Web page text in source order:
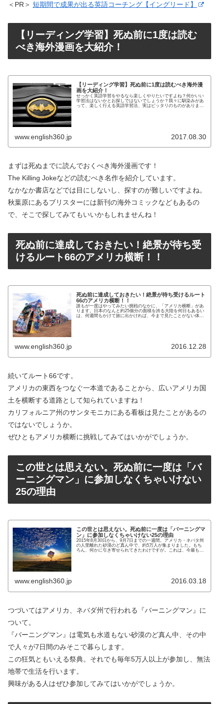
＜PR＞ 短期間で成果が出る英語コーチング【イングリード】
【リーディング学習】死ぬ前に1度は読む
べき海外漫画を大紹介！
【リーディング学習】死ぬ前に1度は読むべき海外漫
画を大紹介！
せっかく英語学習をやるなら楽しくやりたいですよね？何かいい
学習法はないかとお探しではないでしょうか？我々に馴染みがあ
って、楽しく行える英語学習法、実はピッタリのものがありま
www.english360.jp 2017.08.30
まずは死ぬまでに読んでおくべき海外漫画です！
The Killing Jokeなどの読むべき名作を紹介しています。
なかなか書店などでは目にしないし、探すのが難しいですよね。
秋葉原にあるブリスターには新刊の海外コミックなどもあるの
で、そこで探してみてもいいかもしれませんね！
死ぬ前に達成しておきたい！絶景が待ち受
けるルート66のアメリカ横断！！
死ぬ前に達成しておきたい！絶景が待ち受けるルート
66のアメリカ横断！！
誰もが一度はやってみたい挑戦のなかに、「アメリカ横断」があ
ります。日本のなんと約25個分の面積を誇る大陸を何日もあるい
は、何週間もかけて旅に出かければ、今まで見たことがない体験
www.english360.jp 2016.12.28
続いてルート66です。
アメリカの東西をつなぐ一本道であることから、広いアメリカ国
土を横断する道路として知られていますね！
カリフォルニア州のサンタモニカにある看板は見たことがあるの
ではないでしょうか。
ぜひともアメリカ横断に挑戦してみてはいかがでしょうか。
この世とは思えない。死ぬ前に一度は「バ
ーニングマン」に参加しなくちゃいけない
25の理由
この世とは思えない。死ぬ前に一度は「バーニングマ
ン」に参加しなくちゃいけない25の理由
2015年8月30日から、9月7日までの一週間。アメリカ・ネバタ州
の人里離れた砂漠のど真ん中で、約5万人が集まりました。もち
ろん、何かに引き寄せられてきたわけですが。これは、今最もホ
www.english360.jp 2016.03.18
つづいてはアメリカ、ネバダ州で行われる『バーニングマン』に
ついて。
『バーニングマン』は電気も水道もない砂漠のど真ん中、その中
で人々が7日間のみそこで暮らします。
この狂気ともいえる祭典。それでも毎年5万人以上が参加し、無法
地帯で生活を行います。
興味がある人はぜひ参加してみてはいかがでしょうか。